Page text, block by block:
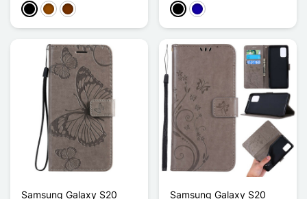
PretoCastanho
Café PretoAzul Escuro
Samsung Galaxy S20
Samsung Galaxy S20